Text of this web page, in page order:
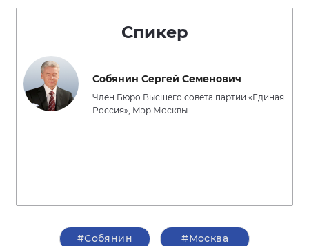
Спикер
Собянин Сергей Семенович
Член Бюро Высшего совета партии «Единая
Россия», Мэр Москвы
#Собянин #Москва